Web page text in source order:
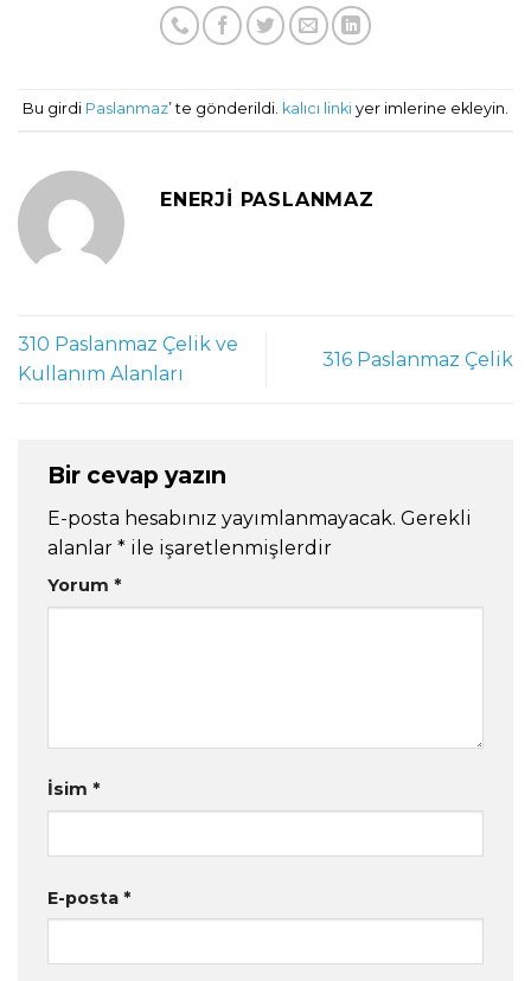
Bu girdi Paslanmaz’ te gönderildi. kalıcı linki yer imlerine ekleyin.
ENERJI PASLANMAZ
310 Paslanmaz Çelik ve
Kullanım Alanları
316 Paslanmaz Çelik
Bir cevap yazın
E-posta hesabınız yayımlanmayacak. Gerekli
alanlar * ile işaretlenmişlerdir
Yorum *
İsim *
E-posta *